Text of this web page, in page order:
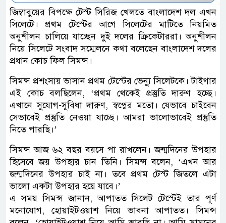
জিম্বাবুয়ের বিপক্ষে টেস্ট সিরিজ খেলতে বাংলাদেশ দল এখন
সিলেটে। প্রথম টেস্টের আগে সিলেটের মাটিতে নিয়মিত
অনুশীলন চালিয়ে যাচ্ছেন দুই দলের ক্রিকেটাররা। অনুশীলন
নিয়ে সিলেটে সংবাদ সম্মেলনে কথা বলেছেন বাংলাদেশ দলের
প্রধান কোচ ফিল সিমন্স।
সিমন্স প্রশংসায় ভাসান প্রথম টেস্টের ভেন্যু সিলেটকে। টাইগার
এই কোচ বলছিলেন, ‘প্রথম থেকেই প্রস্তুতি দারুণ হচ্ছে।
এখানে সুযোগ-সুবিধা দারুণ, স্বপ্নের মতো। যেভাবে চাইবেন
সেভাবেই প্রস্তুতি নেওয়া যাচ্ছে। আমরা ভালোভাবেই প্রস্তুতি
নিতে পারছি।’
সিমন্স আজ ৬২ বছর বয়সে পা রাখলেন। জন্মদিনের উপহার
হিসেবে জয় উপহার চান তিনি। সিমন্স বলেন, ‘এখন আর
জন্মদিনের উপহার চাই না। তবে প্রথম টেস্ট জিতলে এটা
ভালো একটা উপহার হয়ে যাবে।’
এ সময় সিমন্স জানান, আপাতত সিলেট টেস্টেই তার পূর্ণ
মনোযোগ, হোয়াইটওয়াশ নিয়ে ভাবনা আপাতত। সিমন্স